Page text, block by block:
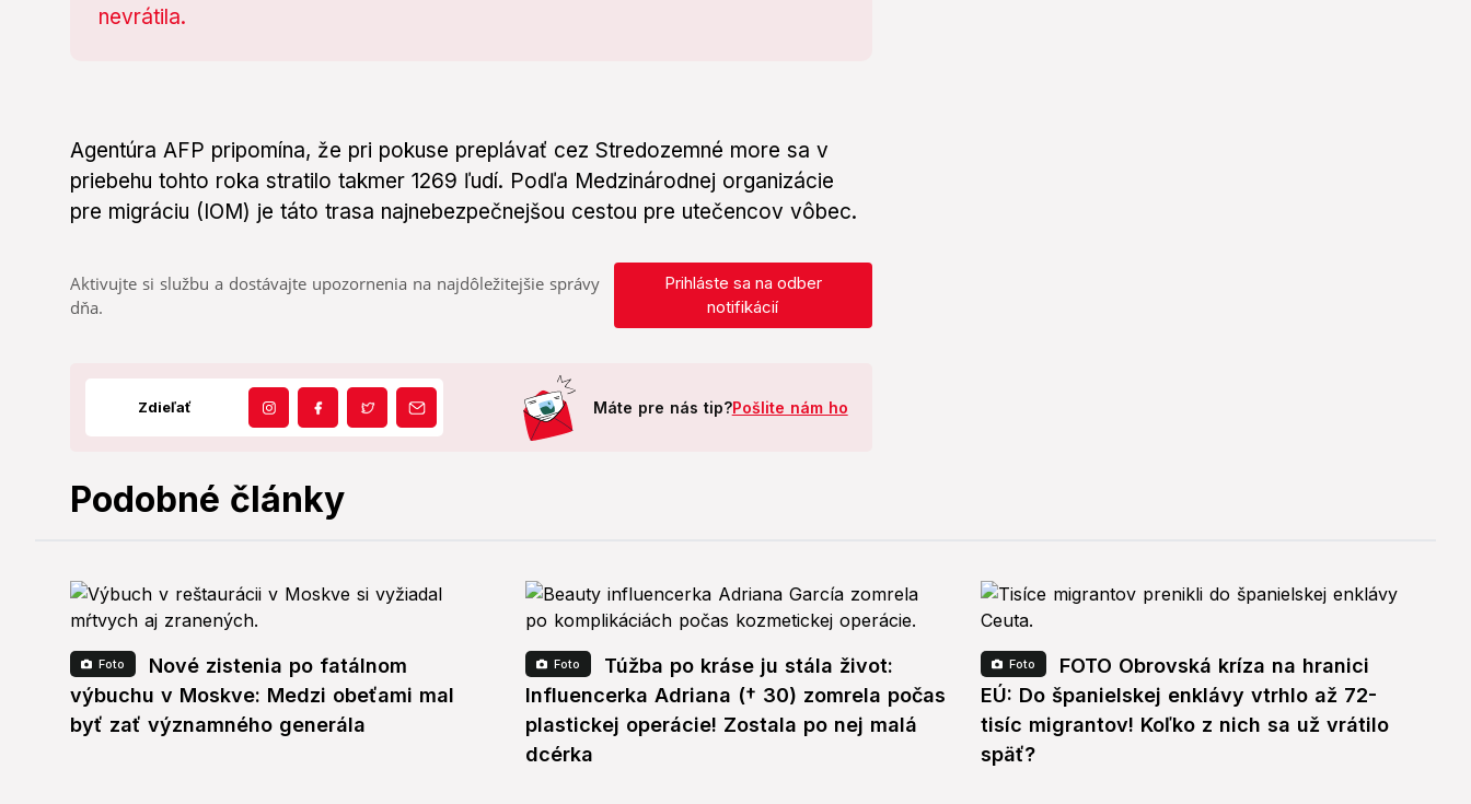
Agentúra AFP pripomína, že pri pokuse preplávať cez Stredozemné more sa v
priebehu tohto roka stratilo takmer 1269 ľudí. Podľa Medzinárodnej organizácie
pre migráciu (IOM) je táto trasa najnebezpečnejšou cestou pre utečencov vôbec.
Aktivujte si službu a dostávajte upozornenia na najdôležitejšie správy
dňa.
Prihláste sa na odber
notifikácií
Zdieľať Máte pre nás tip?Pošlite nám ho
Podobné články
Foto
Nové zistenia po fatálnom
výbuchu v Moskve: Medzi obeťami mal
byť zať významného generála
Foto
Túžba po kráse ju stála život:
Influencerka Adriana († 30) zomrela počas
plastickej operácie! Zostala po nej malá
dcérka
Foto
FOTO Obrovská kríza na hranici
EÚ: Do španielskej enklávy vtrhlo až 72-
tisíc migrantov! Koľko z nich sa už vrátilo
späť?